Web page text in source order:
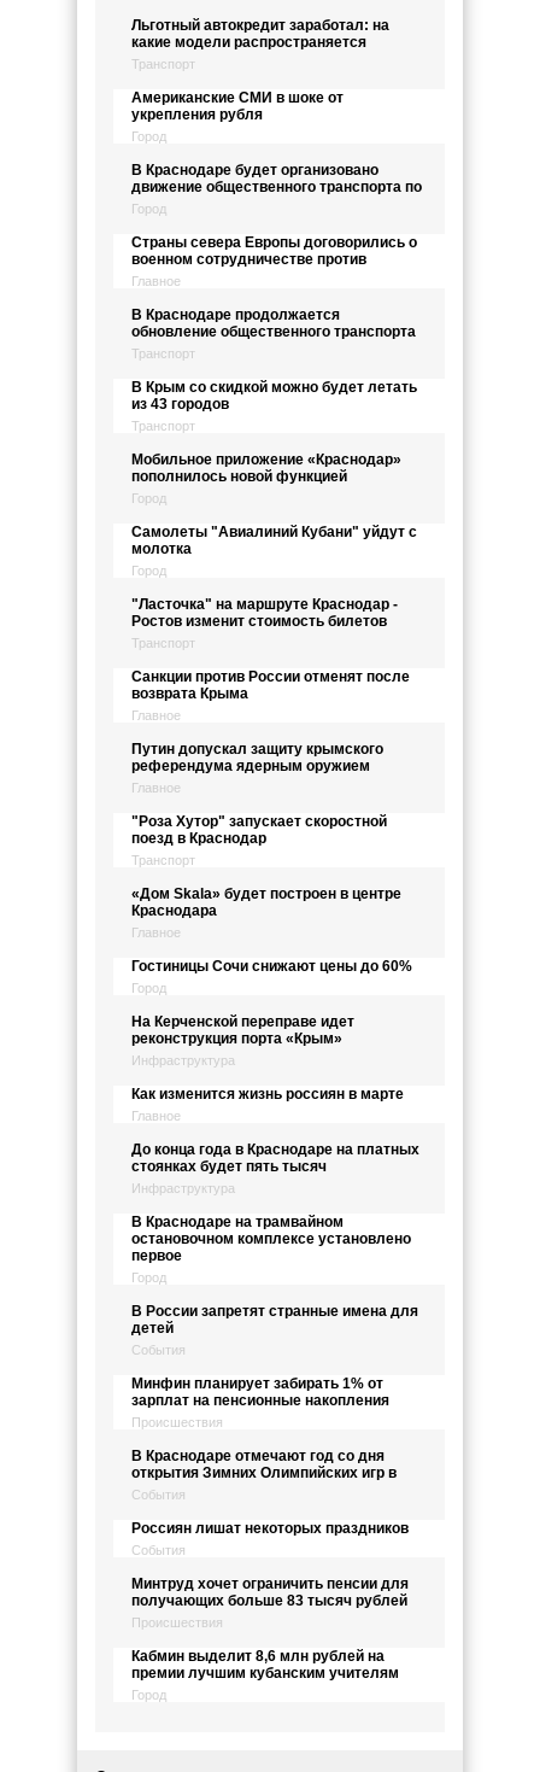
Льготный автокредит заработал: на
какие модели распространяется
Транспорт
Американские СМИ в шоке от
укрепления рубля
Город
В Краснодаре будет организовано
движение общественного транспорта по
Город
Страны севера Европы договорились о
военном сотрудничестве против
Главное
В Краснодаре продолжается
обновление общественного транспорта
Транспорт
В Крым со скидкой можно будет летать
из 43 городов
Транспорт
Мобильное приложение «Краснодар»
пополнилось новой функцией
Город
Самолеты "Авиалиний Кубани" уйдут с
молотка
Город
"Ласточка" на маршруте Краснодар -
Ростов изменит стоимость билетов
Транспорт
Санкции против России отменят после
возврата Крыма
Главное
Путин допускал защиту крымского
референдума ядерным оружием
Главное
"Роза Хутор" запускает скоростной
поезд в Краснодар
Транспорт
«Дом Skala» будет построен в центре
Краснодара
Главное
Гостиницы Сочи снижают цены до 60%
Город
На Керченской переправе идет
реконструкция порта «Крым»
Инфраструктура
Как изменится жизнь россиян в марте
Главное
До конца года в Краснодаре на платных
стоянках будет пять тысяч
Инфраструктура
В Краснодаре на трамвайном
остановочном комплексе установлено
первое
Город
В России запретят странные имена для
детей
События
Минфин планирует забирать 1% от
зарплат на пенсионные накопления
Происшествия
В Краснодаре отмечают год со дня
открытия Зимних Олимпийских игр в
События
Россиян лишат некоторых праздников
События
Минтруд хочет ограничить пенсии для
получающих больше 83 тысяч рублей
Происшествия
Кабмин выделит 8,6 млн рублей на
премии лучшим кубанским учителям
Город